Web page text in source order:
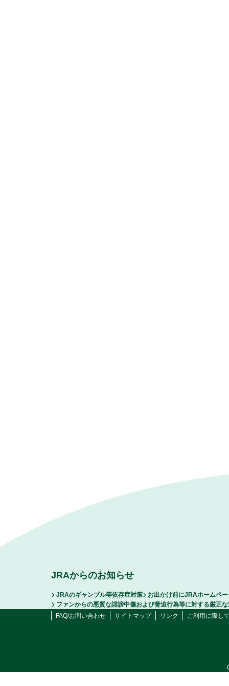
JRAからのお知らせ
JRAのギャンブル等依存症対策
お出かけ前にJRAホームペ
ファンからの悪質な誹謗中傷および脅迫行為等に対する厳正
FAQ/お問い合わせ
サイトマップ リンク ご利用に際し